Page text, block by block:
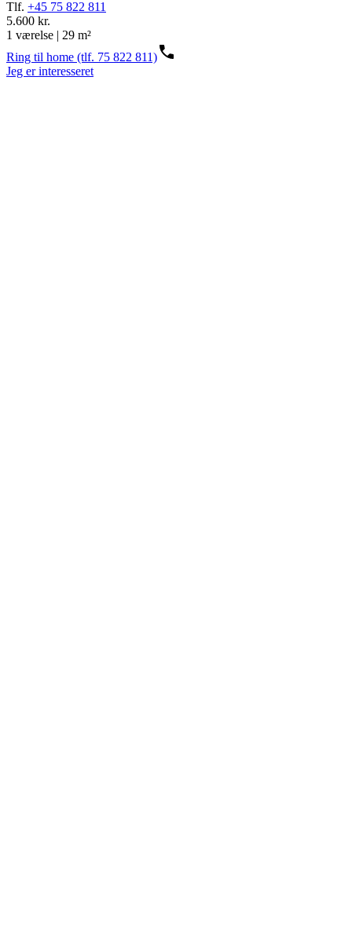
Tlf. +45 75 822 811
5.600 kr.
1 værelse | 29 m²
Ring til home (tlf. 75 822 811)
Jeg er interesseret